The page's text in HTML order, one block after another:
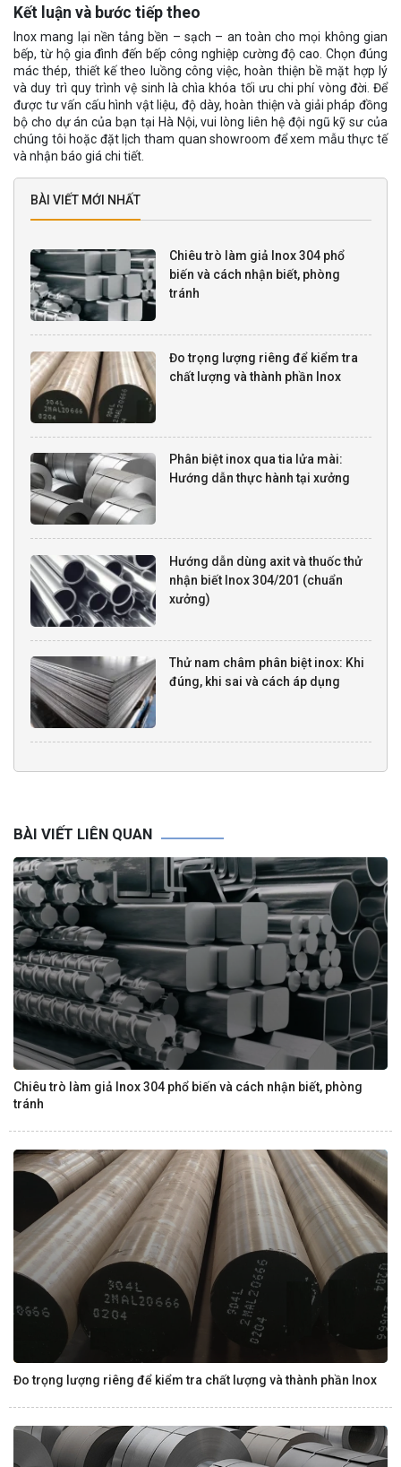
Kết luận và bước tiếp theo
Inox mang lại nền tảng bền – sạch – an toàn cho mọi không gian
bếp, từ hộ gia đình đến bếp công nghiệp cường độ cao. Chọn đúng
mác thép, thiết kế theo luồng công việc, hoàn thiện bề mặt hợp lý
và duy trì quy trình vệ sinh là chìa khóa tối ưu chi phí vòng đời. Để
được tư vấn cấu hình vật liệu, độ dày, hoàn thiện và giải pháp đồng
bộ cho dự án của bạn tại Hà Nội, vui lòng liên hệ đội ngũ kỹ sư của
chúng tôi hoặc đặt lịch tham quan showroom để xem mẫu thực tế
và nhận báo giá chi tiết.
BÀI VIẾT MỚI NHẤT
Chiêu trò làm giả Inox 304 phổ
biến và cách nhận biết, phòng
tránh
Đo trọng lượng riêng để kiểm tra
chất lượng và thành phần Inox
Phân biệt inox qua tia lửa mài:
Hướng dẫn thực hành tại xưởng
Hướng dẫn dùng axit và thuốc thử
nhận biết Inox 304/201 (chuẩn
xưởng)
Thử nam châm phân biệt inox: Khi
đúng, khi sai và cách áp dụng
BÀI VIẾT LIÊN QUAN
Chiêu trò làm giả Inox 304 phổ biến và cách nhận biết, phòng
tránh
Đo trọng lượng riêng để kiểm tra chất lượng và thành phần Inox